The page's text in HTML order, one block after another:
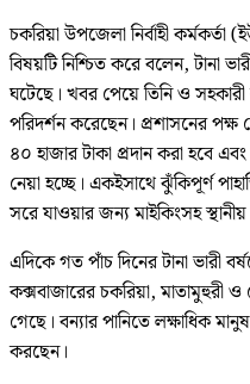
চকরিয়া উপজেলা নির্বাহী
বিষয়টি নিশ্চিত করে বলেন, টানা
ঘটেছে। খবর পেয়ে তিনি ও
পরিদর্শন করেছেন। প্রশাসনের পক্ষ
৪০ হাজার টাকা প্রদান করা হবে
নেয়া হচ্ছে। একইসাথে ঝুঁকিপূর্ণ
সরে যাওয়ার জন্য মাইকিংসহ
এদিকে গত পাঁচ দিনের টানা ভারী
কক্সবাজারের চকরিয়া,
গেছে। বন্যার পানিতে লক্ষাধিক
করছেন।